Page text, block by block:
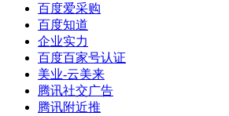
百度爱采购
百度知道
企业实力
百度百家号认证
美业-云美来
腾讯社交广告
腾讯附近推